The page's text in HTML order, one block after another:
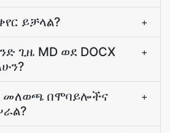
ይቻላል? +
ጊዜ MD ወደ DOCX
+
መለወጫ በሞባይሎችና
+